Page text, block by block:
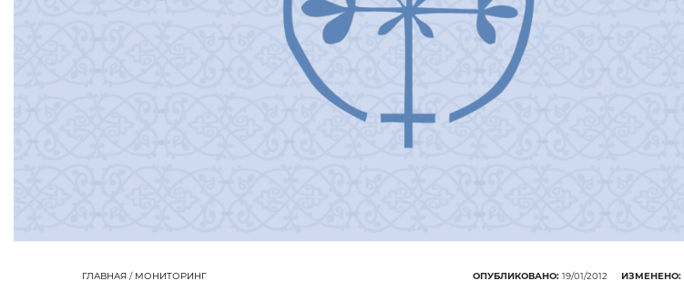
ГЛАВНАЯ/ МОНИТОРИНГ ОПУБЛИКОВАНО: 19/01/2012 ИЗМЕНЕНО:
РАДИОНИЦЕ